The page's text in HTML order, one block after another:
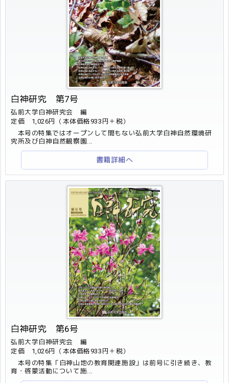
白神研究 第7号
弘前大学白神研究会 編
定価 1,026円（本体価格933円＋税）
本号の特集ではオープンして間もない弘前大学白神自然環境研
究所及び白神自然観察園...
書籍詳細へ
白神研究 第6号
弘前大学白神研究会 編
定価 1,026円（本体価格933円＋税）
本号の特集「白神山地の教育関連施設」は前号に引き続き、教
育・啓蒙活動について施...